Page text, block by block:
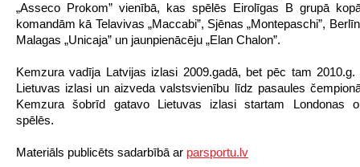
„Asseco Prokom” vienībā, kas spēlēs Eirolīgas B grupā
komandām kā Telavivas „Maccabi”, Sjēnas „Montepaschi”,
Malagas „Unicaja” un jaunpienācēju „Elan Chalon”.
Kemzura vadīja Latvijas izlasi 2009.gadā, bet pēc tam 2010.g.
Lietuvas izlasi un aizveda valstsvienību līdz pasaules
Kemzura šobrīd gatavo Lietuvas izlasi startam Londonas
spēlēs.
Materiāls publicēts sadarbībā ar parsportu.lv